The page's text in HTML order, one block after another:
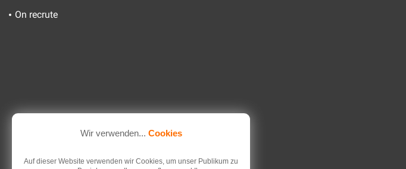
On recrute
Wir verwenden... Cookies
Auf dieser Website verwenden wir Cookies, um unser Publikum zu